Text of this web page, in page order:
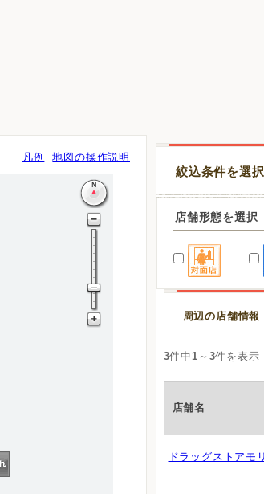
凡例 地図の操作説明
絞込条件を選
店舗形態を選択
周辺の店舗情報
3件中 1 ～ 3件を表示
店舗名
ドラッグストアモ